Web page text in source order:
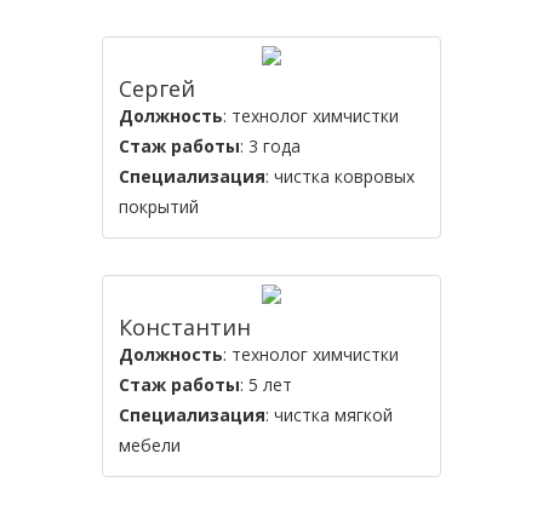
Сергей
Должность: технолог химчистки
Стаж работы: 3 года
Специализация: чистка ковровых
покрытий
Константин
Должность: технолог химчистки
Стаж работы: 5 лет
Специализация: чистка мягкой
мебели